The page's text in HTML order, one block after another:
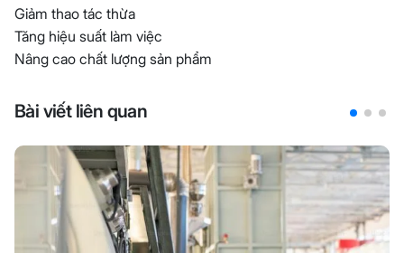
Giảm thao tác thừa
Tăng hiệu suất làm việc
Nâng cao chất lượng sản phẩm
Bài viết liên quan